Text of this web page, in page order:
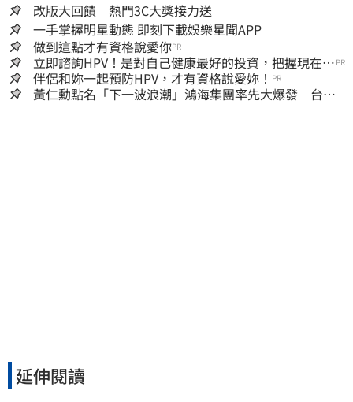
改版大回饋 熱門3C大獎接力送
一手掌握明星動態 即刻下載娛樂星聞APP
做到這點才有資格說愛你PR
立即諮詢HPV！是對自己健康最好的投資，把握現在不
嫌晚！
PR
伴侶和妳一起預防HPV，才有資格說愛妳！ PR
黃仁勳點名「下一波浪潮」鴻海集團率先大爆發 台股
延伸閱讀